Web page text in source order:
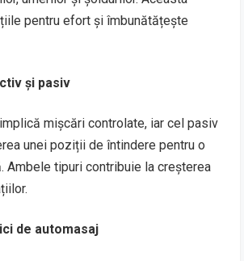
pentru efort și îmbunătățește
și pasiv
mișcări controlate, iar cel pasiv
unei poziții de întindere pentru o
Ambele tipuri contribuie la creșterea
de automasaj